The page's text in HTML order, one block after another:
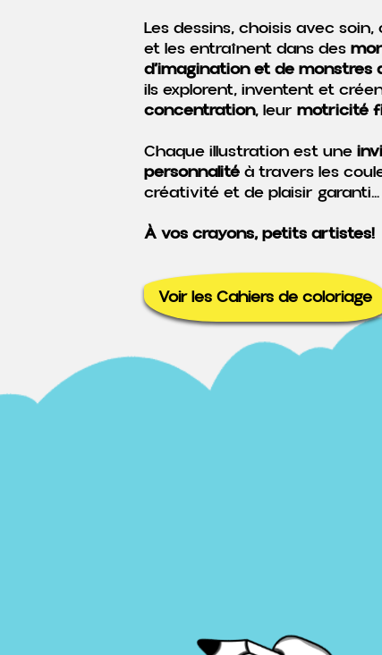
Les dessins, choisis avec
et les entraînent dans des
d’imagination et de monstres
ils explorent, inventent et
concentration, leur motricité
Chaque illustration est une
personnalitéà travers les
créativité et de plaisir
À vos crayons, petits artistes!
Voir les Cahiers de coloriage